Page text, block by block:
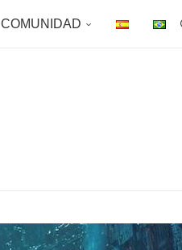
COMUNIDAD